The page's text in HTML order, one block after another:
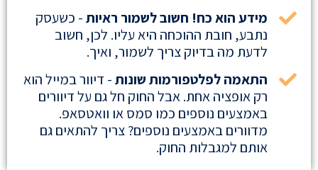
מידע הוא כח! חשוב לשמור ראיות- כשעסק
נתבע, חובת ההוכחה היא עליו. לכן, חשוב
לדעת מה בדיוק צריך לשמור, ואיך.
התאמה לפלטפורמות שונות- דיוור במייל הוא
רק אופציה אחת. אבל החוק חל גם על דיוורים
באמצעים נוספים כמו סמס או וואטסאפ.
מדוורים באמצעים נוספים? צריך להתאים גם
אותם למגבלות החוק.